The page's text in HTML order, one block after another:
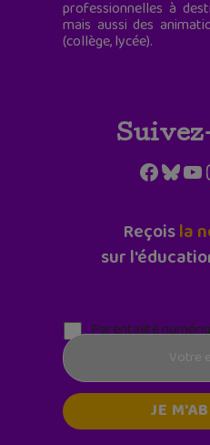
professionnelles à
mais aussi des
(collège, lycée).
Reçoisla
sur
Parentalité